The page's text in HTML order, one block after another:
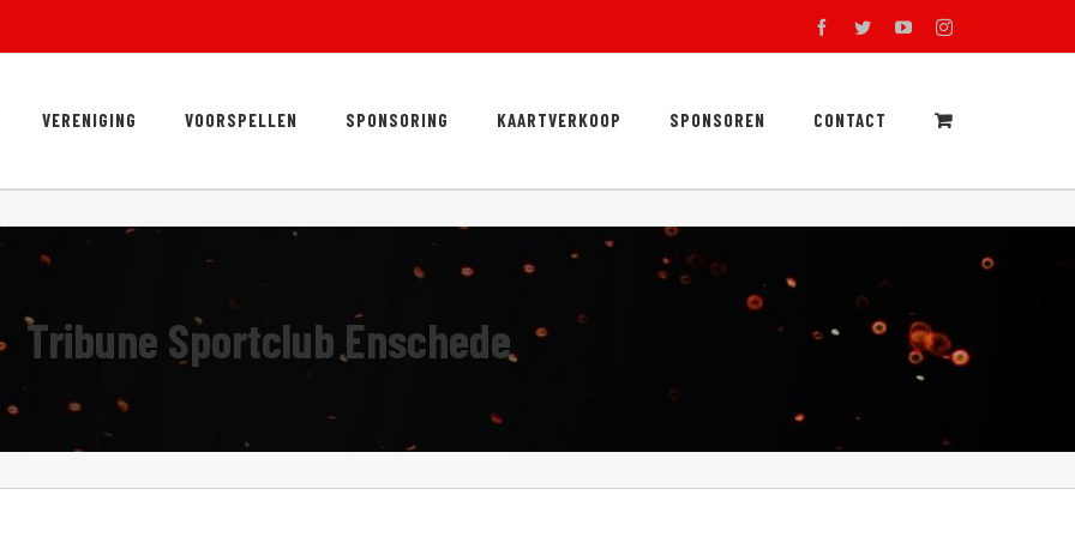
facebooktwitteryoutubeinstagram
VERENIGING VOORSPELLEN SPONSORING KAARTVERKOOP SPONSOREN CONTACT
Tribune Sportclub Enschede